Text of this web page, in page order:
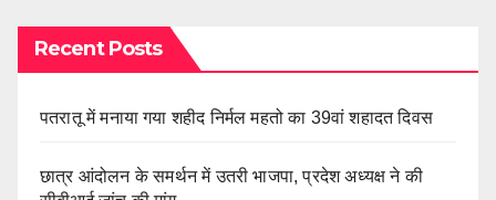
Recent Posts
पतरातू में मनाया गया शहीद निर्मल महतो का 39वां शहादत दिवस
छात्र आंदोलन के समर्थन में उतरी भाजपा, प्रदेश अध्यक्ष ने की